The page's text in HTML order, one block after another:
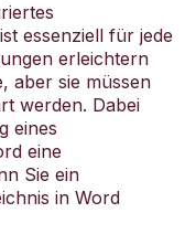
essenziell für jede
erleichtern
aber sie müssen
werden. Dabei
eines
eine
Sie ein
in Word